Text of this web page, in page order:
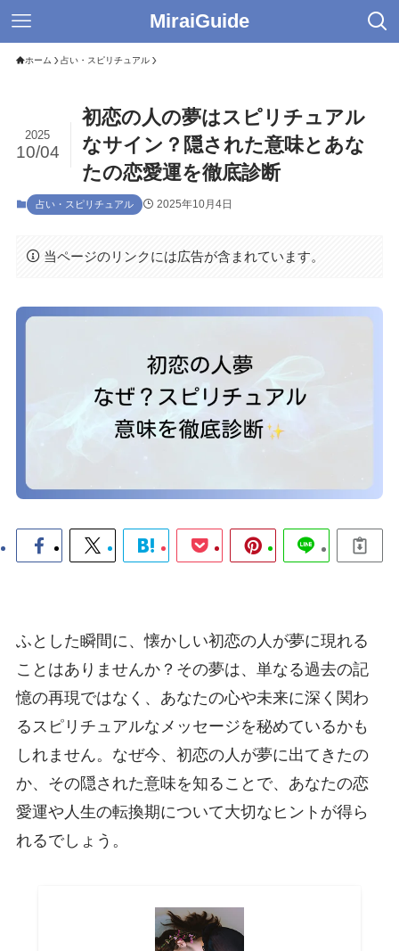
MiraiGuide
ホーム 占い・スピリチュアル
初恋の人の夢はスピリチュアル
なサイン？隠された意味とあな
たの恋愛運を徹底診断
2025
10/04
占い・スピリチュアル 2025年10月4日
当ページのリンクには広告が含まれています。
ふとした瞬間に、懐かしい初恋の人が夢に現れる
ことはありませんか？その夢は、単なる過去の記
憶の再現ではなく、あなたの心や未来に深く関わ
るスピリチュアルなメッセージを秘めているかも
しれません。なぜ今、初恋の人が夢に出てきたの
か、その隠された意味を知ることで、あなたの恋
愛運や人生の転換期について大切なヒントが得ら
れるでしょう。